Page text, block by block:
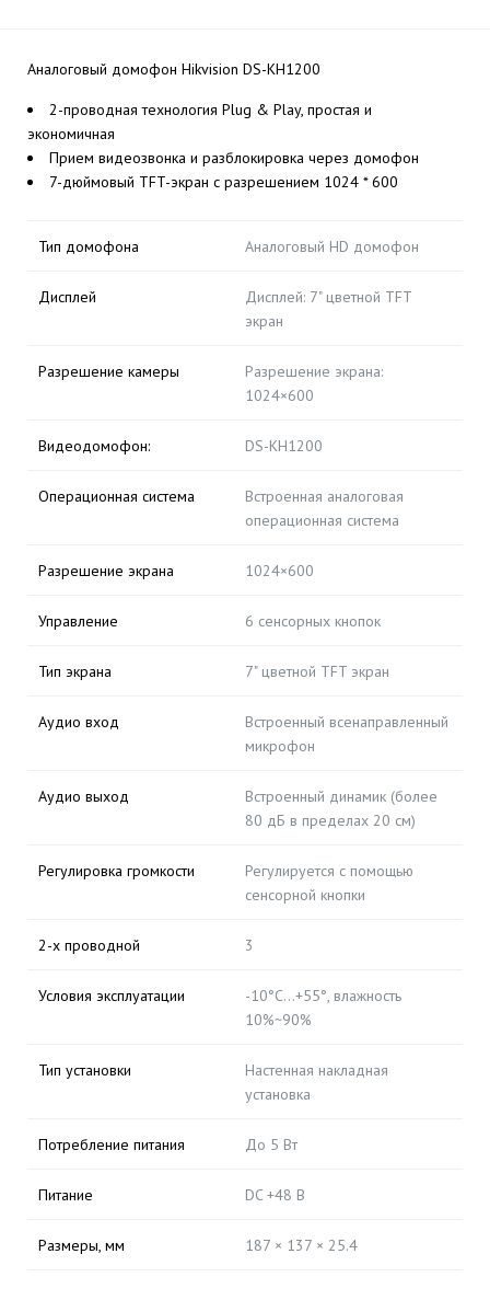
Аналоговый домофон Hikvision DS-KH1200
2-проводная технология Plug & Play, простая и
экономичная
Прием видеозвонка и разблокировка через домофон
7-дюймовый TFT-экран с разрешением 1024 * 600
Тип домофона Аналоговый HD домофон
Дисплей
Дисплей: 7" цветной TFT
экран
Разрешение камеры
Разрешение экрана:
1024×600
Видеодомофон: DS-KH1200
Операционная система
Встроенная аналоговая
операционная система
Разрешение экрана 1024×600
Управление 6 сенсорных кнопок
Тип экрана 7" цветной TFT экран
Аудио вход
Встроенный всенаправленный
микрофон
Аудио выход
Встроенный динамик (более
80 дБ в пределах 20 см)
Регулировка громкости
Регулируется с помощью
сенсорной кнопки
2-х проводной 3
Условия эксплуатации
-10°C…+55°, влажность
10%~90%
Тип установки
Настенная накладная
установка
Потребление питания До 5 Вт
Питание DC +48 В
Размеры, мм 187 × 137 × 25.4